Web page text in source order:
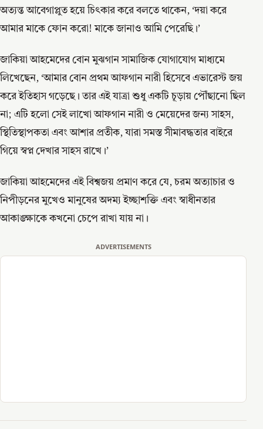
অত্যন্ত আবেগাপ্লুত হয়ে চিৎকার করে বলতে থাকেন, ‘দয়া করে
আমার মাকে ফোন করো! মাকে জানাও আমি পেরেছি।’
জাকিয়া আহমেদের বোন মুঝগান সামাজিক যোগাযোগ মাধ্যমে
লিখেছেন, ‘আমার বোন প্রথম আফগান নারী হিসেবে এভারেস্ট জয়
করে ইতিহাস গড়েছে। তার এই যাত্রা শুধু একটি চূড়ায় পৌঁছানো ছিল
না; এটি হলো সেই লাখো আফগান নারী ও মেয়েদের জন্য সাহস,
স্থিতিস্থাপকতা এবং আশার প্রতীক, যারা সমস্ত সীমাবদ্ধতার বাইরে
গিয়ে স্বপ্ন দেখার সাহস রাখে।’
জাকিয়া আহমেদের এই বিশ্বজয় প্রমাণ করে যে, চরম অত্যাচার ও
নিপীড়নের মুখেও মানুষের অদম্য ইচ্ছাশক্তি এবং স্বাধীনতার
আকাঙ্ক্ষাকে কখনো চেপে রাখা যায় না।
ADVERTISEMENTS